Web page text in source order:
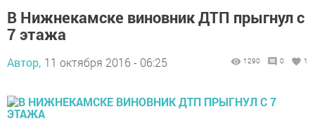
В Нижнекамске виновник ДТП прыгнул с
7 этажа
Автор, 11 октября 2016 - 06:25 1290 0 1